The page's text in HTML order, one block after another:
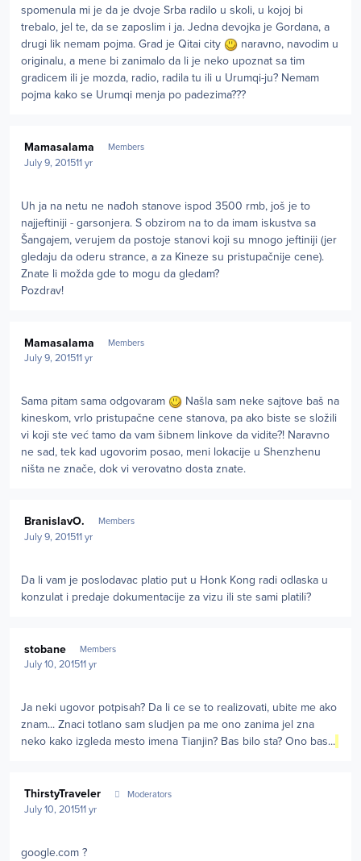
spomenula mi je da je dvoje Srba radilo u skoli, u kojoj bi
trebalo, jel te, da se zaposlim i ja. Jedna devojka je Gordana, a
drugi lik nemam pojma. Grad je Qitai city
naravno, navodim u
originalu, a mene bi zanimalo da li je neko upoznat sa tim
gradicem ili je mozda, radio, radila tu ili u Urumqi-ju? Nemam
pojma kako se Urumqi menja po padezima???
Mamasalama Members
July 9, 201511 yr
Uh ja na netu ne nađoh stanove ispod 3500 rmb, još je to
najjeftiniji - garsonjera. S obzirom na to da imam iskustva sa
Šangajem, verujem da postoje stanovi koji su mnogo jeftiniji (jer
gledaju da oderu strance, a za Kineze su pristupačnije cene).
Znate li možda gde to mogu da gledam?
Pozdrav!
Mamasalama Members
July 9, 201511 yr
Sama pitam sama odgovaram
Našla sam neke sajtove baš na
kineskom, vrlo pristupačne cene stanova, pa ako biste se složili
vi koji ste već tamo da vam šibnem linkove da vidite?! Naravno
ne sad, tek kad ugovorim posao, meni lokacije u Shenzhenu
ništa ne znače, dok vi verovatno dosta znate.
BranislavO. Members
July 9, 201511 yr
Da li vam je poslodavac platio put u Honk Kong radi odlaska u
konzulat i predaje dokumentacije za vizu ili ste sami platili?
stobane Members
July 10, 201511 yr
Ja neki ugovor potpisah? Da li ce se to realizovati, ubite me ako
znam... Znaci totlano sam sludjen pa me ono zanima jel zna
neko kako izgleda mesto imena Tianjin? Bas bilo sta? Ono bas...
ThirstyTraveler Moderators
July 10, 201511 yr
google.com ?